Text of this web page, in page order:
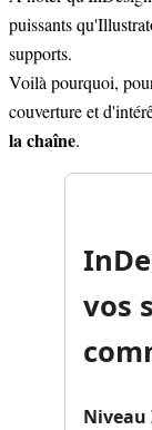
puissants
supports.
Voilà pourquoi,
couverture et
la chaîne.
vos